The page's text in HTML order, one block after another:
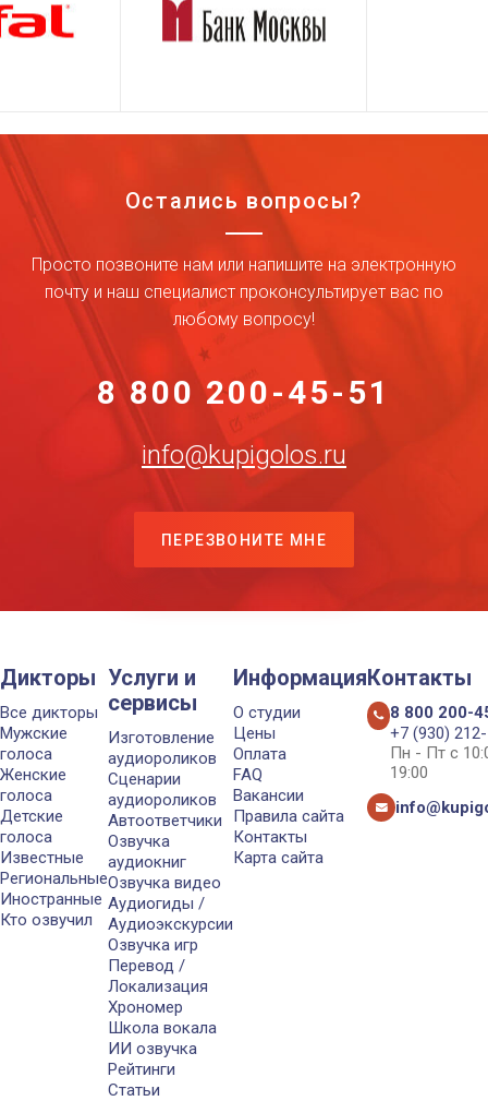
Остались вопросы?
Просто позвоните нам или напишите на электронную
почту и наш специалист проконсультирует вас по
любому вопросу!
8 800 200-45-51
info@kupigolos.ru
ПЕРЕЗВОНИТЕ МНЕ
Дикторы
Все дикторы
Мужские
голоса
Женские
голоса
Детские
голоса
Известные
Региональные
Иностранные
Кто озвучил
Услуги и
сервисы
Изготовление
аудиороликов
Сценарии
аудиороликов
Автоответчики
Озвучка
аудиокниг
Озвучка видео
Аудиогиды /
Аудиоэкскурсии
Озвучка игр
Перевод /
Локализация
Хрономер
Школа вокала
ИИ озвучка
Рейтинги
Статьи
Информация
О студии
Цены
Оплата
FAQ
Вакансии
Правила сайта
Контакты
Карта сайта
Контакты
8 800 200-
+7 (930)
Пн - Пт с
19:00